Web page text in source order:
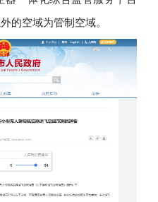
的空域为管制空域。